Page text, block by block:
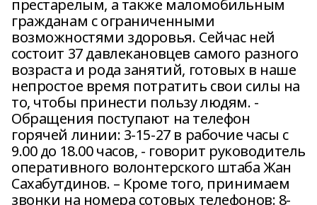
престарелым, а также маломобильным
гражданам с ограниченными
возможностями здоровья. Сейчас ней
состоит 37 давлекановцев самого разного
возраста и рода занятий, готовых в наше
непростое время потратить свои силы на
то, чтобы принести пользу людям. -
Обращения поступают на телефон
горячей линии: 3-15-27 в рабочие часы с
9.00 до 18.00 часов, - говорит руководитель
оперативного волонтерского штаба Жан
Сахабутдинов. – Кроме того, принимаем
звонки на номера сотовых телефонов: 8-